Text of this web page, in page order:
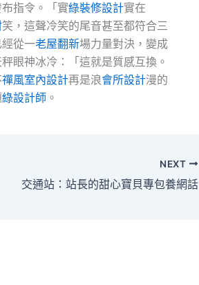
指令。「實綠裝修設計實在
笑，這聲冷笑的尾音甚至都符合三
從一老屋翻新場力量對決，變成
秤眼神冰冷：「這就是質感互換。
禪風室內設計再是浪會所設計漫的
綠設計師 。
NEXT
交通站：站長的甜心寶貝專包養網話